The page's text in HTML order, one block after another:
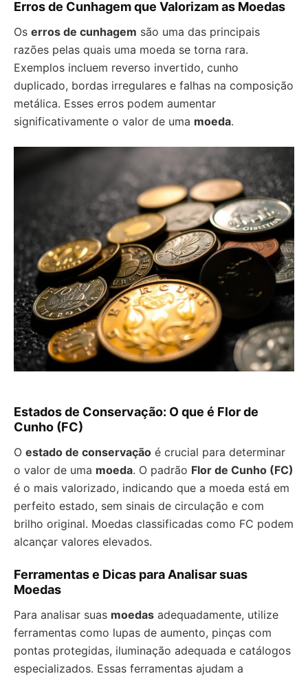
Erros de Cunhagem que Valorizam as Moedas
Os erros de cunhagem são uma das principais
razões pelas quais uma moeda se torna rara.
Exemplos incluem reverso invertido, cunho
duplicado, bordas irregulares e falhas na composição
metálica. Esses erros podem aumentar
significativamente o valor de uma moeda.
Estados de Conservação: O que é Flor de
Cunho (FC)
O estado de conservação é crucial para determinar
o valor de uma moeda. O padrão Flor de Cunho (FC)
é o mais valorizado, indicando que a moeda está em
perfeito estado, sem sinais de circulação e com
brilho original. Moedas classificadas como FC podem
alcançar valores elevados.
Ferramentas e Dicas para Analisar suas
Moedas
Para analisar suas moedas adequadamente, utilize
ferramentas como lupas de aumento, pinças com
pontas protegidas, iluminação adequada e catálogos
especializados. Essas ferramentas ajudam a